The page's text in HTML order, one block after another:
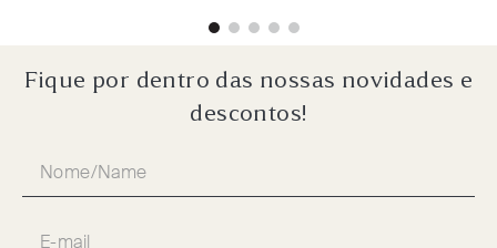
Fique por dentro das nossas novidades e
descontos!